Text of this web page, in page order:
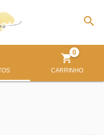
CARRINHO
0